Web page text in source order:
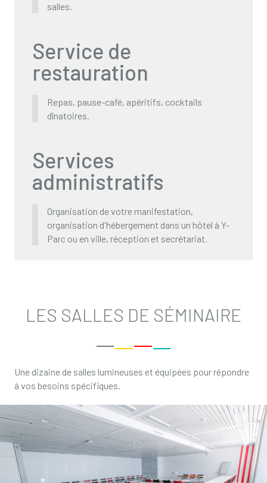
salles.
Service de
restauration
Repas, pause-café, apéritifs, cocktails
dînatoires.
Services
administratifs
Organisation de votre manifestation,
organisation d'hébergement dans un hôtel à Y-
Parc ou en ville, réception et secrétariat.
LES SALLES DE SÉMINAIRE
Une dizaine de salles lumineuses et équipées pour répondre
à vos besoins spécifiques.